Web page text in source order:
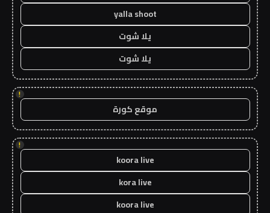
yalla shoot
يلا شوت
يلا شوت
!
موقع كورة
!
koora live
kora live
koora live